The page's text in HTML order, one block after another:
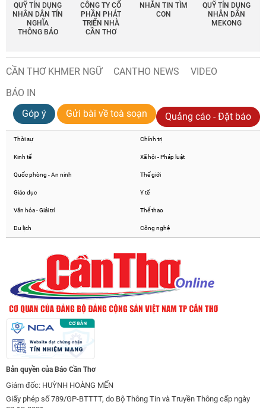
QUỸ TÍN DỤNG
NHÂN DÂN TÍN
NGHĨA
THÔNG BÁO
CÔNG TY CỔ
PHẦN PHÁT
TRIỂN NHÀ
CẦN THƠ
NHẮN TIN TÌM
CON
QUỸ TÍN DỤNG
NHÂN DÂN
MEKONG
CẦN THƠ KHMER NGỮ CANTHO NEWS
VIDEO
BÁO IN
Góp ý
Gửi bài về toà soạn Quảng cáo - Đặt báo
Thời sự Chính trị
Kinh tế Xã hội - Pháp luật
Quốc phòng - An ninh Thế giới
Giáo dục Y tế
Văn hóa - Giải trí Thể thao
Du lịch Công nghệ
Bản quyền của Báo Cần Thơ
Giám đốc: HUỲNH HOÀNG MẾN
Giấy phép số 789/GP-BTTTT, do Bộ Thông Tin và Truyền Thông cấp ngày